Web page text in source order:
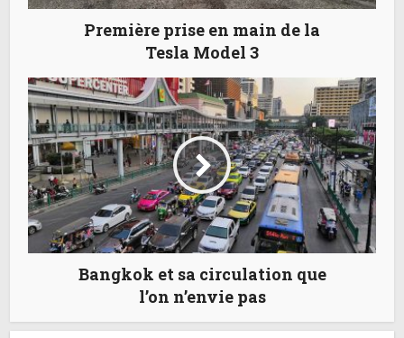
Première prise en main de la
Tesla Model 3
Bangkok et sa circulation que
l’on n’envie pas